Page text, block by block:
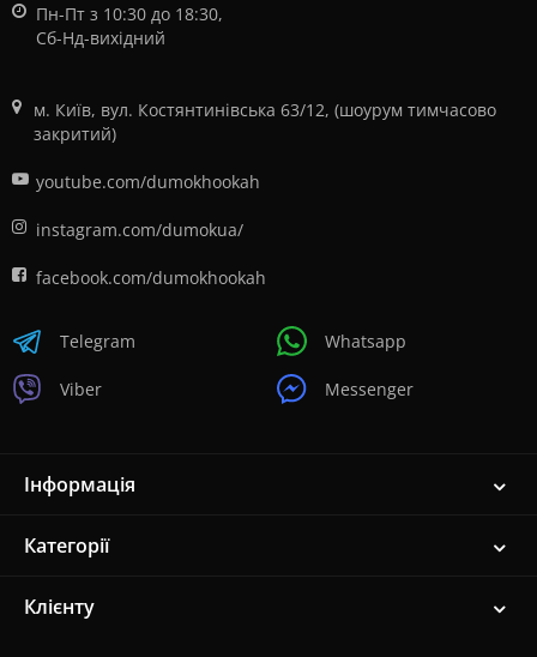
Пн-Пт з 10:30 до 18:30,
Сб-Нд-вихідний
м. Київ, вул. Костянтинівська 63/12, (шоурум тимчасово
закритий)
youtube.com/dumokhookah
instagram.com/dumokua/
facebook.com/dumokhookah
Telegram
Viber
Whatsapp
Messenger
Інформація
Категорії
Клієнту